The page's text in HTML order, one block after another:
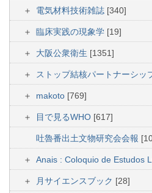
電気材料技術雑誌 [340]
臨床実践の現象学 [19]
大阪公衆衛生 [1351]
ストップ結核パートナーシッ
makoto [769]
目で見るWHO [617]
吐魯番出土文物研究会会報
Anais : Coloquio de Estudos
月サイエンスブック [28]